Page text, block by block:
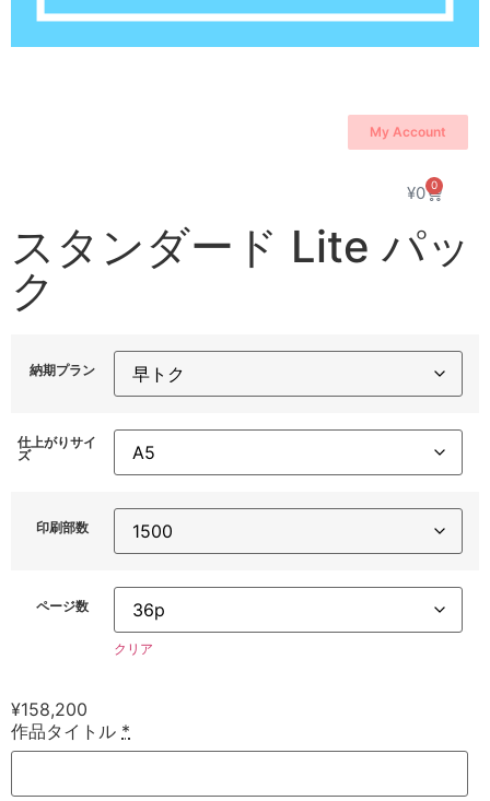
My Account
¥0 0
スタンダード Lite パッ
ク
納期プラン
仕上がりサイ
ズ
印刷部数
ページ数
クリア
¥158,200
作品タイトル *